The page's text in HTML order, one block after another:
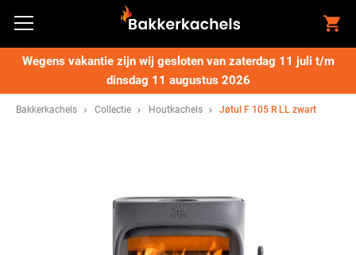
Wegens vakantie zijn wij gesloten van zaterdag 11 juli t/m
dinsdag 11 augustus 2026
Bakkerkachels Collectie Houtkachels Jøtul F 105 R LL zwart